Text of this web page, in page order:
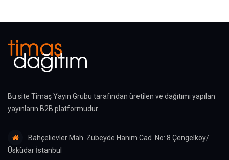
Bu site Timaş Yayın Grubu tarafından üretilen ve dağıtımı yapılan
yayınların B2B platformudur.
Bahçelievler Mah. Zübeyde Hanım Cad. No: 8 Çengelköy/
Üsküdar İstanbul